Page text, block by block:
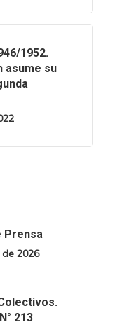
1952.
asume su
Prensa
2026
213